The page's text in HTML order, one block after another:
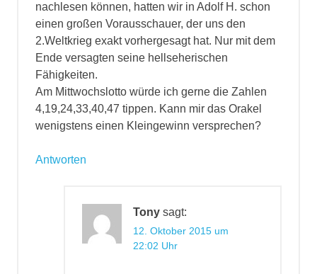
nachlesen können, hatten wir in Adolf H. schon
einen großen Vorausschauer, der uns den
2.Weltkrieg exakt vorhergesagt hat. Nur mit dem
Ende versagten seine hellseherischen
Fähigkeiten.
Am Mittwochslotto würde ich gerne die Zahlen
4,19,24,33,40,47 tippen. Kann mir das Orakel
wenigstens einen Kleingewinn versprechen?
Antworten
Tony sagt:
12. Oktober 2015 um
22:02 Uhr